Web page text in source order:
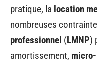
pratique, la location
nombreuses
professionnel (LMNP)
amortissement,